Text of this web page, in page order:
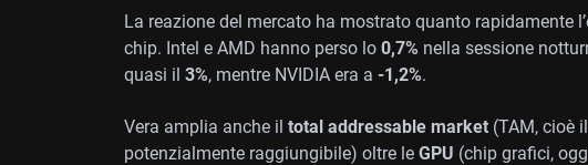
La reazione del mercato ha mostrato quanto rapidamente
chip. Intel e AMD hanno perso lo 0,7% nella sessione
quasi il 3%, mentre NVIDIA era a -1,2%.
Vera amplia anche il total addressable market (TAM, cioè
potenzialmente raggiungibile) oltre le GPU (chip grafici,